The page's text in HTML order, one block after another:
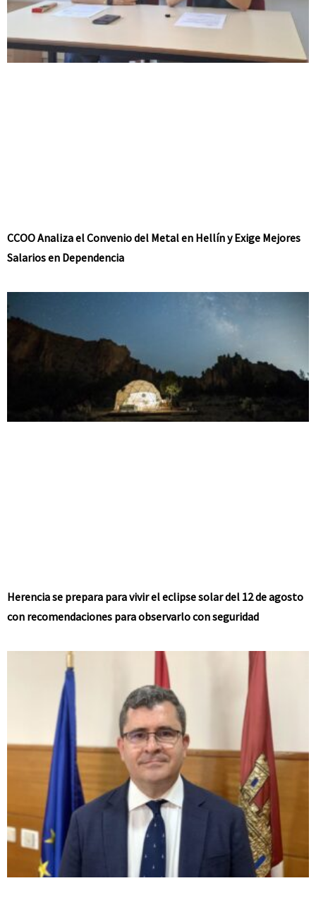
CCOO Analiza el Convenio del Metal en Hellín y Exige Mejores
Salarios en Dependencia
Herencia se prepara para vivir el eclipse solar del 12 de agosto
con recomendaciones para observarlo con seguridad